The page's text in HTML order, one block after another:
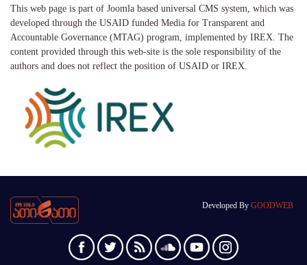
This web page is part of Joomla based universal CMS system, which was
developed through the USAID funded Media for Transparent and
Accountable Governance (MTAG) program, implemented by IREX. The
content provided through this web-site is the sole responsibility of the
authors and does not reflect the position of USAID or IREX.
Developed By GOODWEB